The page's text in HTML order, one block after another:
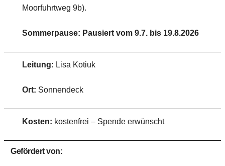
Moorfuhrtweg 9b).
Sommerpause: Pausiert vom 9.7. bis 19.8.2026
Leitung: Lisa Kotiuk
Ort: Sonnendeck
Kosten: kostenfrei – Spende erwünscht
Gefördert von: